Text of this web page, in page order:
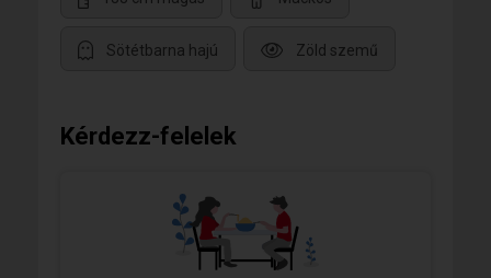
Sötétbarna hajú Zöld szemű
Kérdezz-felelek